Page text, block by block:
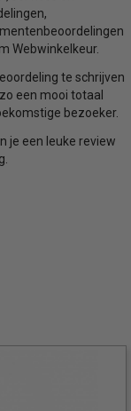
Webwinkelkeur.
te schrijven
een mooi totaal
bezoeker.
je een leuke review